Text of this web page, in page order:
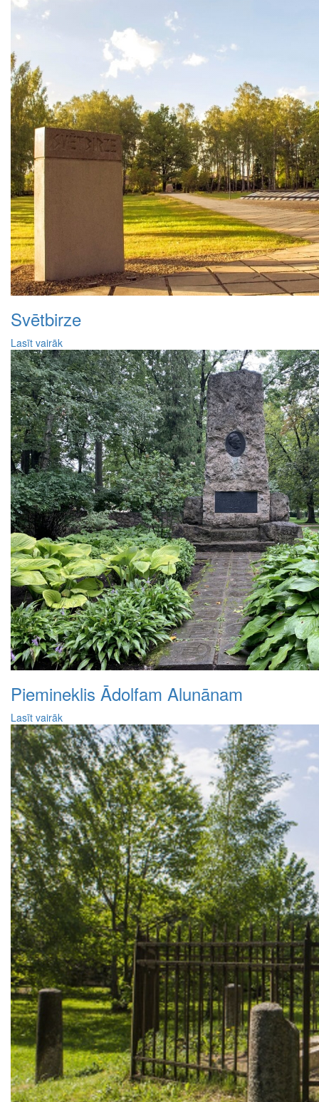
Svētbirze
Lasīt vairāk
Piemineklis Ādolfam Alunānam
Lasīt vairāk